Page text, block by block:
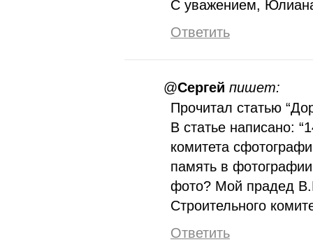
С уважением,
Ответить
@Сергей пишет:
Прочитал статью
В статье написано:
комитета
память в
фото? Мой прадед
Строительного
Ответить